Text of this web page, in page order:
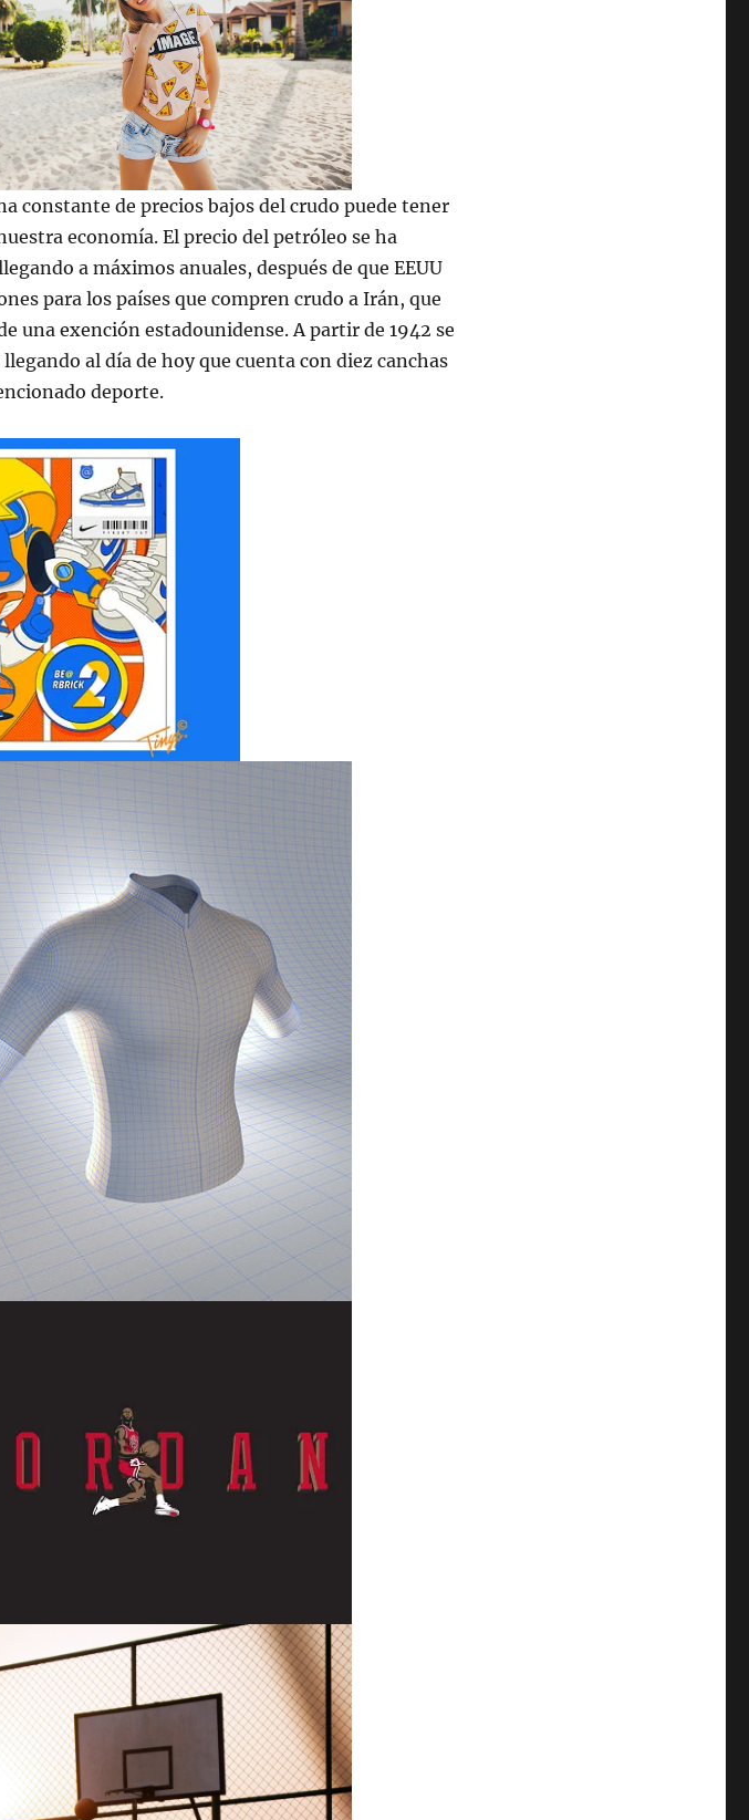
constante de precios bajos del crudo puede tener
economía. El precio del petróleo se ha
a máximos anuales, después de que EEUU
para los países que compren crudo a Irán, que
una exención estadounidense. A partir de 1942 se
al día de hoy que cuenta con diez canchas
deporte.